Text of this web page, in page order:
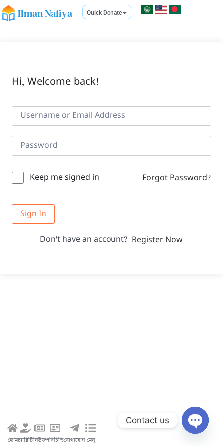
Ilman Nafiya Quick Donate
Hi, Welcome back!
Keep me signed in Forgot Password?
Sign In
Don't have an account? Register Now
হোমচ্যারিটিনিউজপরিচিতিযোগাযোগ মেনু
Contact us